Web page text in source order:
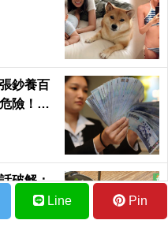
鈔養百
險！｜
破解：
Line Pin